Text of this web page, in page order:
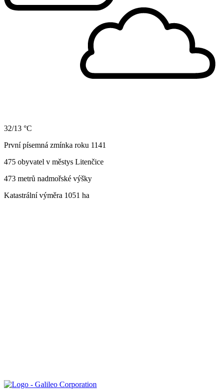
32/13 °C
První písemná zmínka roku 1141
475 obyvatel v městys Litenčice
473 metrů nadmořské výšky
Katastrální výměra 1051 ha